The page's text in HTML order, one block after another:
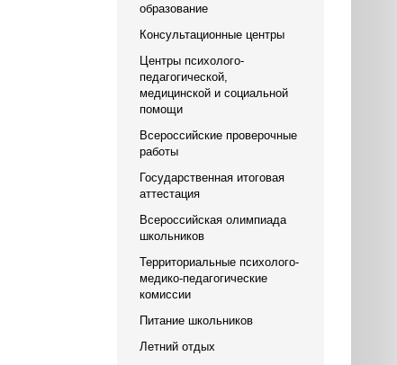
образование
Консультационные центры
Центры психолого-
педагогической,
медицинской и социальной
помощи
Всероссийские проверочные
работы
Государственная итоговая
аттестация
Всероссийская олимпиада
школьников
Территориальные психолого-
медико-педагогические
комиссии
Питание школьников
Летний отдых